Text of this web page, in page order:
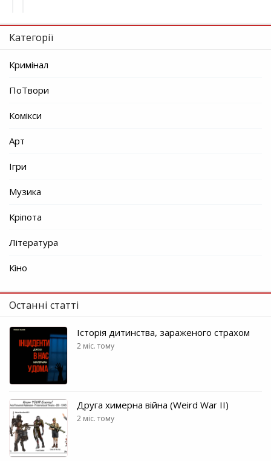
Категорії
Кримінал
ПоТвори
Комікси
Арт
Ігри
Музика
Кріпота
Література
Кіно
Останні статті
Історія дитинства, зараженого страхом
2 міс. тому
Друга химерна війна (Weird War II)
2 міс. тому